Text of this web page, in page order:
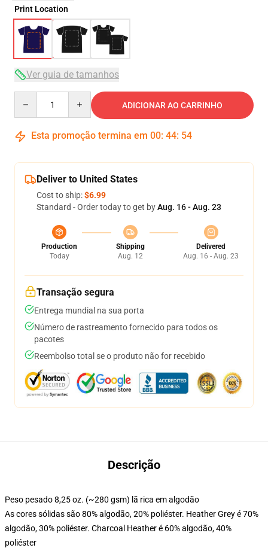
Print Location
Ver guia de tamanhos
ADICIONAR AO CARRINHO
Esta promoção termina em 00: 44: 54
Deliver to United States
Cost to ship:$6.99
Standard - Order today to get byAug. 16 - Aug. 23
Production
Today
Shipping
Aug. 12
Delivered
Aug. 16 - Aug. 23
Transação segura
Entrega mundial na sua porta
Número de rastreamento fornecido para todos os
pacotes
Reembolso total se o produto não for recebido
Descrição
Peso pesado 8,25 oz. (~280 gsm) lã rica em algodão
As cores sólidas são 80% algodão, 20% poliéster. Heather Grey é 70%
algodão, 30% poliéster. Charcoal Heather é 60% algodão, 40%
poliéster